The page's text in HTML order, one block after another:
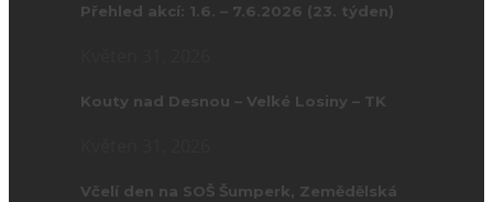
Přehled akcí: 1.6. – 7.6.2026 (23. týden)
Kouty nad Desnou – Velké Losiny – TK
Včelí den na SOŠ Šumperk, Zemědělská